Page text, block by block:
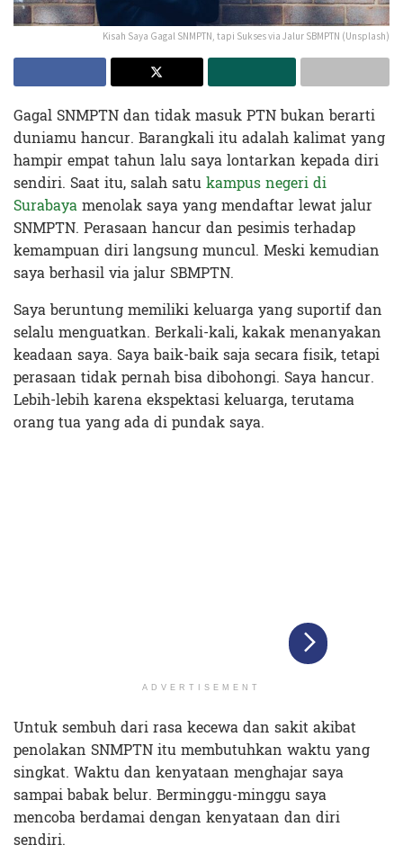
Kisah Saya Gagal SNMPTN, tapi Sukses via Jalur SBMPTN (Unsplash)
Gagal SNMPTN dan tidak masuk PTN bukan berarti
duniamu hancur. Barangkali itu adalah kalimat yang
hampir empat tahun lalu saya lontarkan kepada diri
sendiri. Saat itu, salah satukampus negeri di
Surabayamenolak saya yang mendaftar lewat jalur
SNMPTN. Perasaan hancur dan pesimis terhadap
kemampuan diri langsung muncul. Meski kemudian
saya berhasil via jalur SBMPTN.
Saya beruntung memiliki keluarga yang suportif dan
selalu menguatkan. Berkali-kali, kakak menanyakan
keadaan saya. Saya baik-baik saja secara fisik, tetapi
perasaan tidak pernah bisa dibohongi. Saya hancur.
Lebih-lebih karena ekspektasi keluarga, terutama
orang tua yang ada di pundak saya.
ADVERTISEMENT
Untuk sembuh dari rasa kecewa dan sakit akibat
penolakan SNMPTN itu membutuhkan waktu yang
singkat. Waktu dan kenyataan menghajar saya
sampai babak belur. Berminggu-minggu saya
mencoba berdamai dengan kenyataan dan diri
sendiri.